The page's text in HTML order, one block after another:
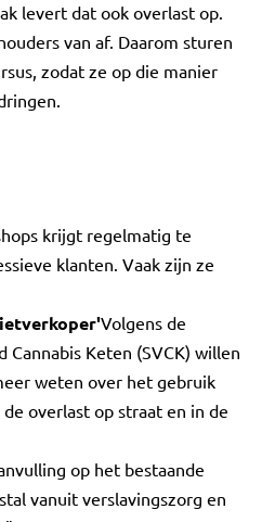
levert dat ook overlast op.
van af. Daarom sturen
zodat ze op die manier
krijgt regelmatig te
klanten. Vaak zijn ze
Volgens de
Keten (SVCK) willen
weten over het gebruik
overlast op straat en in de
op het bestaande
vanuit verslavingszorg en